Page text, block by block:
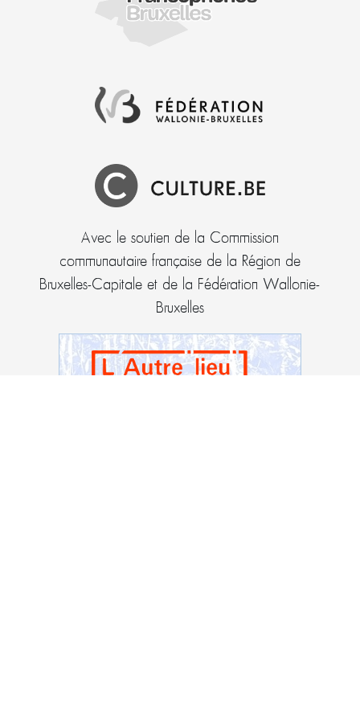
Avec le soutien de la Commission
communautaire française de la Région de
Bruxelles-Capitale et de la Fédération Wallonie-
Bruxelles